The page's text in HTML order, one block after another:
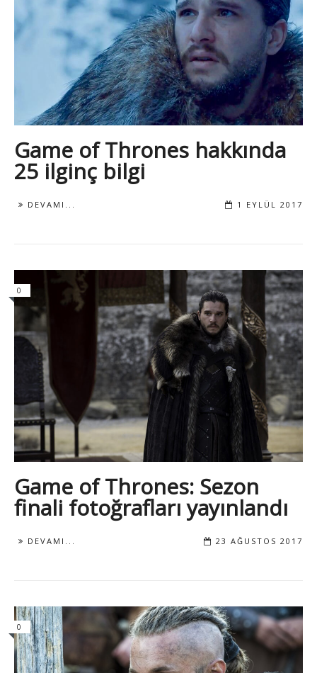
Game of Thrones hakkında
25 ilginç bilgi
DEVAMI... 1 EYLÜL 2017
0
Game of Thrones: Sezon
finali fotoğrafları yayınlandı
DEVAMI... 23 AĞUSTOS 2017
0